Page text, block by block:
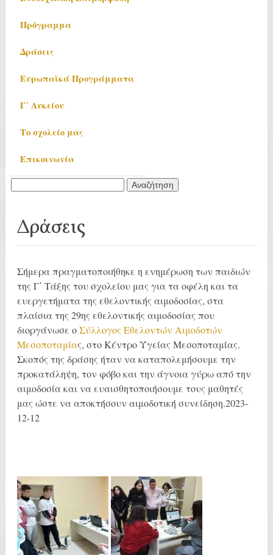
Πρόγραμμα
Δράσεις
Ευρωπαϊκά Προγράμματα
Γ΄ Λυκείου
Το σχολείο μας
Επικοινωνία
Αναζήτηση
Δράσεις
Σήμερα πραγματοποιήθηκε η ενημέρωση των παιδιών
της Γ΄ Τάξης του σχολείου μας για τα οφέλη και τα
ευεργετήματα της εθελοντικής αιμοδοσίας, στα
πλαίσια της 29ης εθελοντικής αιμοδοσίας που
διοργάνωσε οΣύλλογος Εθελοντών Αιμοδοτών
Μεσοποταμίας, στο Κέντρο Υγείας Μεσοποταμίας.
Σκοπός της δράσης ήταν να καταπολεμήσουμε την
προκατάληψη, τον φόβο και την άγνοια γύρω από την
αιμοδοσία και να ευαισθητοποιήσουμε τους μαθητές
μας ώστε να αποκτήσουν αιμοδοτική συνείδηση.2023-
12-12